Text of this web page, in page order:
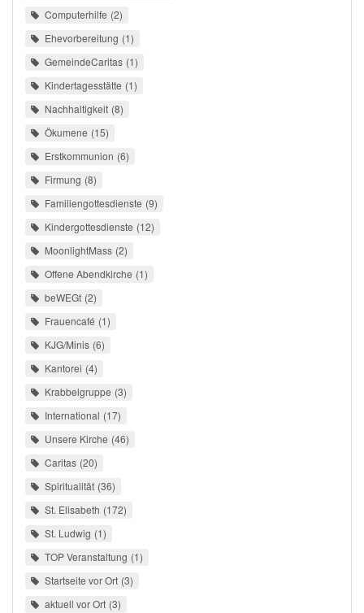
Computerhilfe 2
Ehevorbereitung 1
GemeindeCaritas 1
Kindertagesstätte 1
Nachhaltigkeit 8
Ökumene 15
Erstkommunion 6
Firmung 8
Familiengottesdienste 9
Kindergottesdienste 12
MoonlightMass 2
Offene Abendkirche 1
beWEGt 2
Frauencafé 1
KJG/Minis 6
Kantorei 4
Krabbelgruppe 3
International 17
Unsere Kirche 46
Caritas 20
Spiritualität 36
St. Elisabeth 172
St. Ludwig 1
TOP Veranstaltung 1
Startseite vor Ort 3
aktuell vor Ort 3